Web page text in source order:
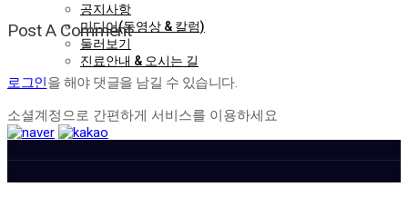
공지사항
미디어(동영상 & 칼럼)
둘러보기
진료안내 & 오시는 길
Post A Comment
로그인을 해야 댓글을 남길 수 있습니다.
소셜계정으로 간편하게 서비스를 이용하세요